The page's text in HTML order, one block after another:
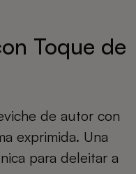
Toque de
de autor con
exprimida. Una
para deleitar a